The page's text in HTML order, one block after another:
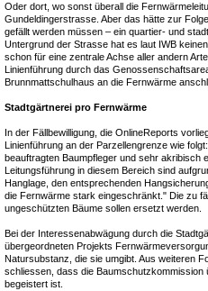
Oder dort, wo sonst überall die
Gundeldingerstrasse. Aber das hätte zur
gefällt werden müssen – ein quartier- und
Untergrund der Strasse hat es laut IWB
schon für eine zentrale Achse aller andern
Linienführung durch das
Brunnmattschulhaus an die Fernwärme
Stadtgärtnerei pro Fernwärme
In der Fällbewilligung, die OnlineReports
Linienführung an der Parzellengrenze wie
beauftragten Baumpfleger und sehr akribisch
Leitungsführung in diesem Bereich sind
Hanglage, den entsprechenden
die Fernwärme stark eingeschränkt." Die zu
ungeschützten Bäume sollen ersetzt werden.
Bei der Interessenabwägung durch die
übergeordneten Projekts
Natursubstanz, die sie umgibt. Aus weiteren
schliessen, dass die Baumschutzkommission
begeistert ist.